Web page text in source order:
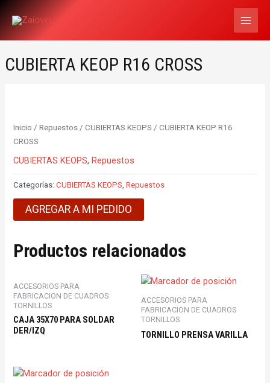
CUBIERTA KEOP R16 CROSS
Inicio /Repuestos /CUBIERTAS KEOPS / CUBIERTA KEOP R16
CROSS
CUBIERTAS KEOPS,Repuestos
Categorías:CUBIERTAS KEOPS,Repuestos
AGREGAR A MI PEDIDO
Productos relacionados
ACCESORIOS PARA
FABRICACION DE CUADROS
TORNILLOS
CAJA 35X70 PARA SOLDAR
DER/IZQ
ACCESORIOS PARA
FABRICACION DE CUADROS
TORNILLOS
TORNILLO PRENSA VARILLA